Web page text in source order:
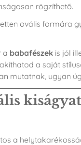
rögzíthető.
ovális formára
a babafészek is jól
a saját
mutatnak, ugyan
a